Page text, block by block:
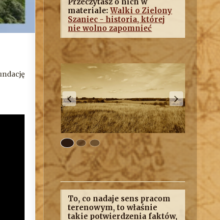
materiale:Walki o Zielony
Szaniec - historia, której
nie wolno zapomnieć
To, co nadaje sens pracom
terenowym, to właśnie
takie potwierdzenia faktów,